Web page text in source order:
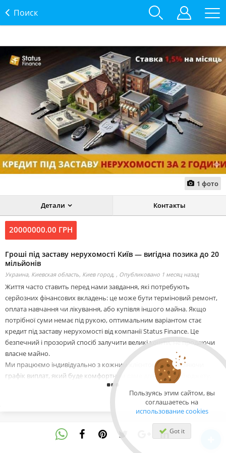
Пользуясь этим сайтом, вы
соглашаетесь на
использование cookies
Got it
Поиск
1 фото
Детали Контакты
20000000.00 ГРН
Гроші під заставу нерухомості Київ — вигідна позика до 20
мільйонів
Украина, Киевская область, Киев город, , Опубликовано 1 месяц назад
Життя часто ставить перед нами завдання, які потребують
серйозних фінансових вкладень: це може бути терміновий ремонт,
оплата навчання чи лікування, або купівля іншого майна. Якщо
потрібної суми немає під рукою, оптимальним варіантом стає
кредит під заставу нерухомості від компанії Status Finance. Це
безпечний і прозорий спосіб залучити великі кошти, не продаючи
власне майно.
Ми працюємо індивідуально з кожним клієнтом, розробляючи
графік виплат, який буде комфортним саме для вашого бюджету.
Ми не шукаємо причин для відмови, а навпаки — допомагаємо
знайти рішення навіть у складних ситуаціях.
Чому клієнти обирають Status Finance:
- Великі ліміти: можливість отримати до 20 млн грн під заставу
квартир, приватних будинків чи земельних ділянок.